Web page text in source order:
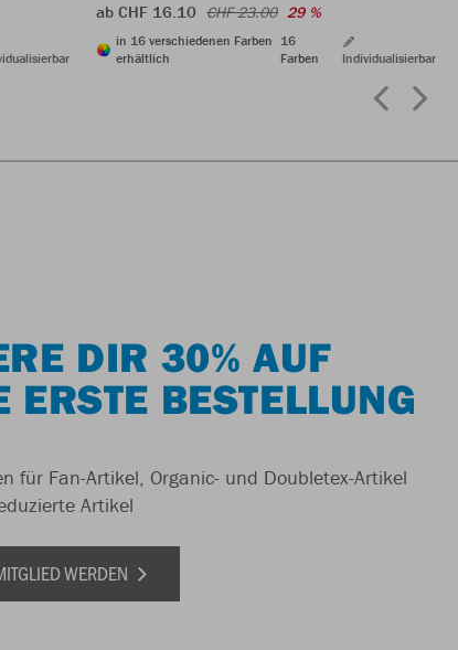
ab CHF 16.10 CHF 23.00 29 %
in 16 verschiedenen Farben
erhältlich
16
Farben
Individualisierbar
DIR 30% AUF
ERSTE BESTELLUNG
für Fan-Artikel, Organic- und Doubletex-Artikel
Artikel
WERDEN